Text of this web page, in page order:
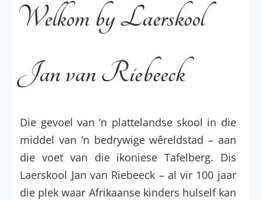
Welkom by Laerskool
Jan van Riebeeck
Die gevoel van ’n plattelandse skool in die
middel van ’n bedrywige wêreldstad – aan
die voet van die ikoniese Tafelberg. Dis
Laerskool Jan van Riebeeck – al vir 100 jaar
die plek waar Afrikaanse kinders hulself kan